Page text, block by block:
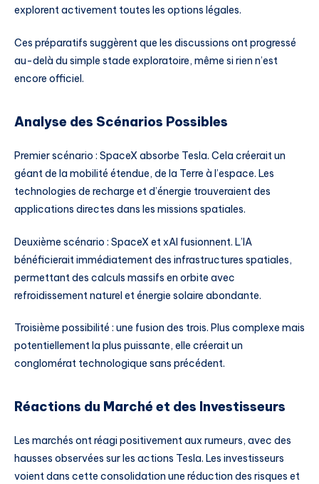
explorent activement toutes les options légales.
Ces préparatifs suggèrent que les discussions ont progressé
au-delà du simple stade exploratoire, même si rien n’est
encore officiel.
Analyse des Scénarios Possibles
Premier scénario : SpaceX absorbe Tesla. Cela créerait un
géant de la mobilité étendue, de la Terre à l’espace. Les
technologies de recharge et d’énergie trouveraient des
applications directes dans les missions spatiales.
Deuxième scénario : SpaceX et xAI fusionnent. L’IA
bénéficierait immédiatement des infrastructures spatiales,
permettant des calculs massifs en orbite avec
refroidissement naturel et énergie solaire abondante.
Troisième possibilité : une fusion des trois. Plus complexe mais
potentiellement la plus puissante, elle créerait un
conglomérat technologique sans précédent.
Réactions du Marché et des Investisseurs
Les marchés ont réagi positivement aux rumeurs, avec des
hausses observées sur les actions Tesla. Les investisseurs
voient dans cette consolidation une réduction des risques et